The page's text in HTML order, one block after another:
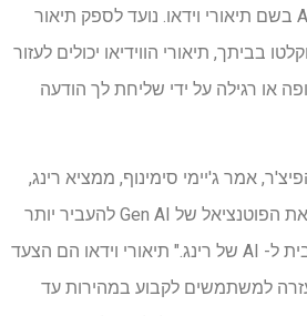
חדשה המופעלת על ידי AI בשם תיאורי וידאו. נועד לספק תיאור
בביתך, תיאורי הווידיאו יכולים לעזור
או רגילה על ידי שליחת לך הודעה
אמר ג'יימי סימינוף, ממציא רינג,
אמר כי החברה "תופסת את הפוטנציאל של Gen AI להעביר יותר
מהעבודה של אבטחת הבית ל- AI של רינג." תיאורי וידאו הם הצעד
עזרה למשתמשים לקבוע במהירות עד